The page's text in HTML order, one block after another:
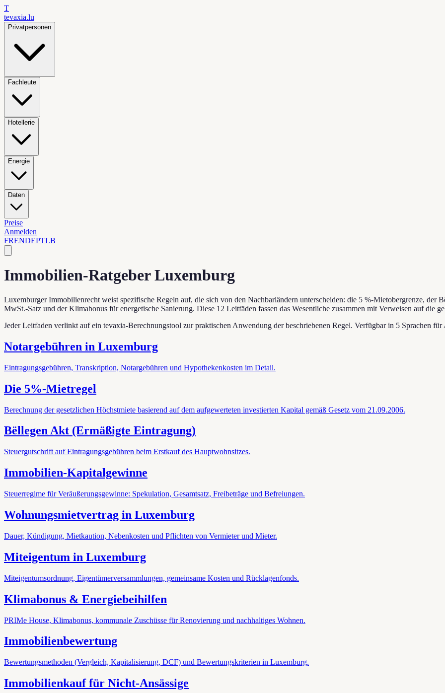
T
tevaxia.lu
Privatpersonen
Fachleute
Hotellerie
Energie
Daten
Preise
Anmelden
FRENDEPTLB
Immobilien-Ratgeber Luxemburg
Luxemburger Immobilienrecht weist spezifische Regeln auf, die sich von den Nachbarländern unterscheiden: die 5 %-Mietobergrenze, der
MwSt.-Satz und der Klimabonus für energetische Sanierung. Diese 12 Leitfäden fassen das Wesentliche zusammen mit Verweisen auf die
Jeder Leitfaden verlinkt auf ein tevaxia-Berechnungstool zur praktischen Anwendung der beschriebenen Regel. Verfügbar in 5 Sprachen
Notargebühren in Luxemburg
Eintragungsgebühren, Transkription, Notargebühren und Hypothekenkosten im Detail.
Die 5%-Mietregel
Berechnung der gesetzlichen Höchstmiete basierend auf dem aufgewerteten investierten Kapital gemäß Gesetz vom 21.09.2006.
Bëllegen Akt (Ermäßigte Eintragung)
Steuergutschrift auf Eintragungsgebühren beim Erstkauf des Hauptwohnsitzes.
Immobilien-Kapitalgewinne
Steuerregime für Veräußerungsgewinne: Spekulation, Gesamtsatz, Freibeträge und Befreiungen.
Wohnungsmietvertrag in Luxemburg
Dauer, Kündigung, Mietkaution, Nebenkosten und Pflichten von Vermieter und Mieter.
Miteigentum in Luxemburg
Miteigentumsordnung, Eigentümerversammlungen, gemeinsame Kosten und Rücklagenfonds.
Klimabonus & Energiebeihilfen
PRIMe House, Klimabonus, kommunale Zuschüsse für Renovierung und nachhaltiges Wohnen.
Immobilienbewertung
Bewertungsmethoden (Vergleich, Kapitalisierung, DCF) und Bewertungskriterien in Luxemburg.
Immobilienkauf für Nicht-Ansässige